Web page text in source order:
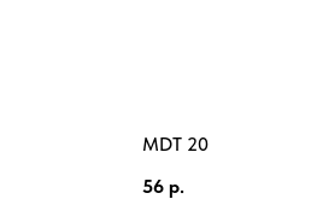
MDT 20
56 р.